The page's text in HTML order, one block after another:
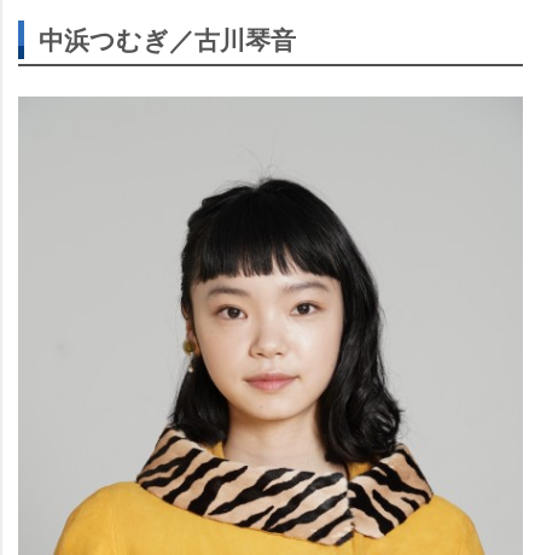
中浜つむぎ／古川琴音